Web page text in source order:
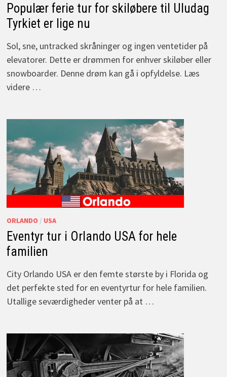
Populær ferie tur for skiløbere til Uludag
Tyrkiet er lige nu
Sol, sne, untracked skråninger og ingen ventetider på
elevatorer. Dette er drømmen for enhver skiløber eller
snowboarder. Denne drøm kan gå i opfyldelse. Læs
videre …
ORLANDO / USA
Eventyr tur i Orlando USA for hele
familien
City Orlando USA er den femte største by i Florida og
det perfekte sted for en eventyrtur for hele familien.
Utallige seværdigheder venter på at …